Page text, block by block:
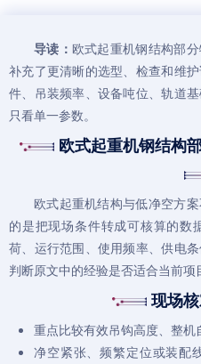
导读： 欧式起重机钢结构部
补充了更清晰的选型、检查和维
件、吊装频率、设备吨位、轨道
只看单一参数。
欧式起重机钢结构
欧式起重机结构与低净空方
的是把现场条件转成可核算的数
荷、运行范围、使用频率、供电
判断原文中的经验是否适合当前项
现场
重点比较有效吊钩高度、整机
净空紧张、频繁定位或装配